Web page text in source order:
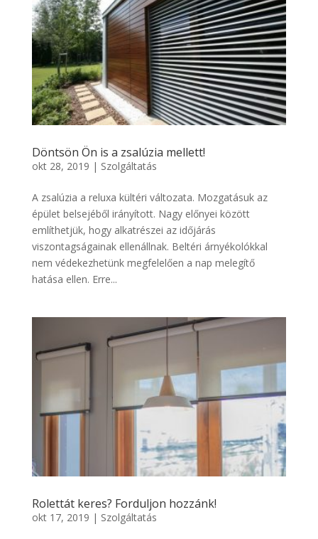
Döntsön Ön is a zsalúzia mellett!
okt 28, 2019 | Szolgáltatás
A zsalúzia a reluxa kültéri változata. Mozgatásuk az
épület belsejéből irányított. Nagy előnyei között
említhetjük, hogy alkatrészei az időjárás
viszontagságainak ellenállnak. Beltéri árnyékolókkal
nem védekezhetünk megfelelően a nap melegítő
hatása ellen. Erre...
Rolettát keres? Forduljon hozzánk!
okt 17, 2019 | Szolgáltatás